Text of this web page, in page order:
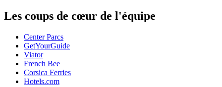
Les coups de cœur de l'équipe
Center Parcs
GetYourGuide
Viator
French Bee
Corsica Ferries
Hotels.com